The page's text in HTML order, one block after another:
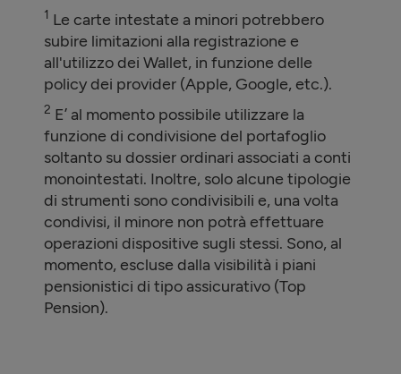
1 Le carte intestate a minori potrebbero
subire limitazioni alla registrazione e
all'utilizzo dei Wallet, in funzione delle
policy dei provider (Apple, Google, etc.).
2 E’ al momento possibile utilizzare la
funzione di condivisione del portafoglio
soltanto su dossier ordinari associati a conti
monointestati. Inoltre, solo alcune tipologie
di strumenti sono condivisibili e, una volta
condivisi, il minore non potrà effettuare
operazioni dispositive sugli stessi. Sono, al
momento, escluse dalla visibilità i piani
pensionistici di tipo assicurativo (Top
Pension).